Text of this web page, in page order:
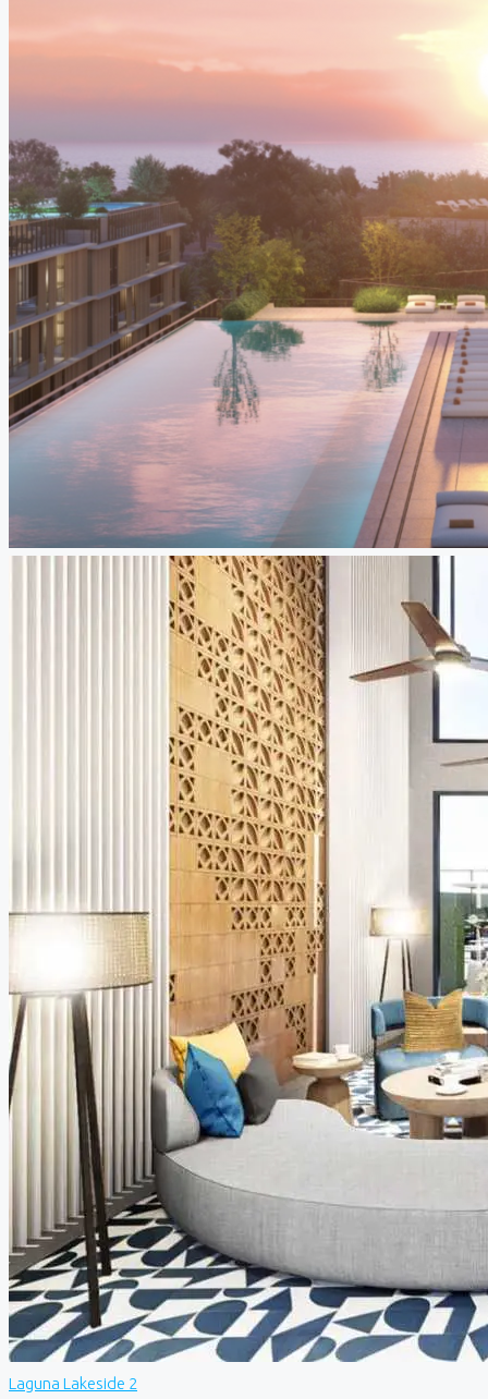
Laguna Lakeside 2